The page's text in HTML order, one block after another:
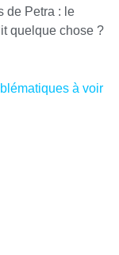
de Petra : le
quelque chose ?
à voir